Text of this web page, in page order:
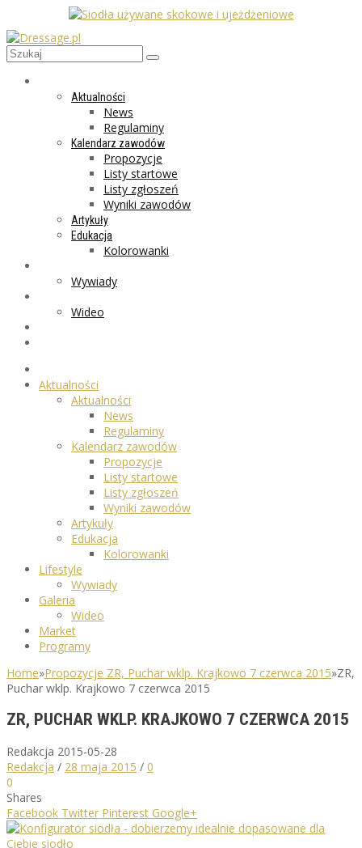
Aktualności
News
Regulaminy
Kalendarz zawodów
Propozycje
Listy startowe
Listy zgłoszeń
Wyniki zawodów
Artykuły
Edukacja
Kolorowanki
Wywiady
Wideo
Aktualności
Aktualności
News
Regulaminy
Kalendarz zawodów
Propozycje
Listy startowe
Listy zgłoszeń
Wyniki zawodów
Artykuły
Edukacja
Kolorowanki
Lifestyle
Wywiady
Galeria
Wideo
Market
Programy
Home»Propozycje ZR, Puchar wklp. Krajkowo 7 czerwca 2015»ZR,
Puchar wklp. Krajkowo 7 czerwca 2015
ZR, PUCHAR WKLP. KRAJKOWO 7 CZERWCA 2015
Redakcja 2015-05-28
Redakcja / 28 maja 2015 / 0
0
Shares
Facebook Twitter Pinterest Google+